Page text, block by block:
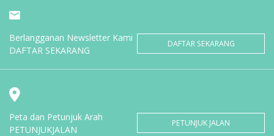
Berlangganan Newsletter Kami
DAFTAR SEKARANG
DAFTAR SEKARANG
Peta dan Petunjuk Arah
PETUNJUKJALAN
PETUNJUK JALAN